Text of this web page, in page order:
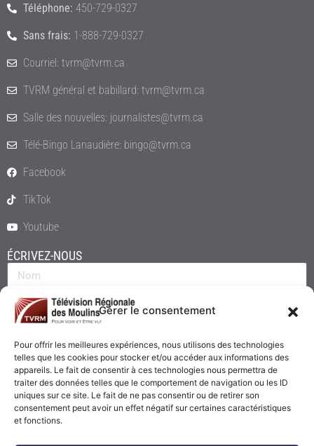
Gérer le consentement
Pour offrir les meilleures expériences, nous utilisons des technologies
telles que les cookies pour stocker et/ou accéder aux informations des
appareils. Le fait de consentir à ces technologies nous permettra de
traiter des données telles que le comportement de navigation ou les ID
uniques sur ce site. Le fait de ne pas consentir ou de retirer son
consentement peut avoir un effet négatif sur certaines caractéristiques
et fonctions.
Téléphone: 450-729-0327
Sans frais: 1-888-729-0327
Courriel: tvrm@tvrm.ca
TVRM général et babillard: tvrm@tvrm.ca
Salle des nouvelles: journalistes@tvrm.ca
Télé-Bingo Lanaudière: bingo@tvrm.ca
Facebook
TikTok
Youtube
ÉCRIVEZ-NOUS